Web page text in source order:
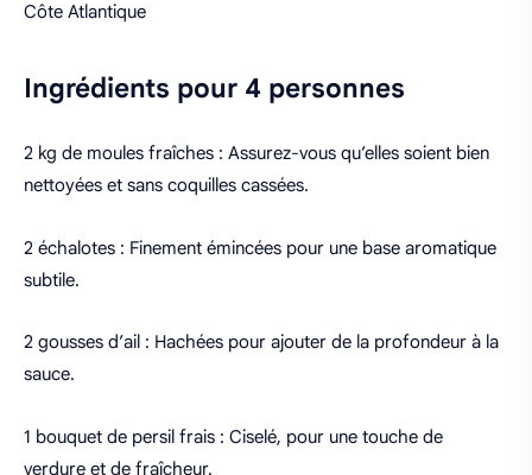
Côte Atlantique
Ingrédients pour 4 personnes
2 kg de moules fraîches : Assurez-vous qu’elles soient bien
nettoyées et sans coquilles cassées.
2 échalotes : Finement émincées pour une base aromatique
subtile.
2 gousses d’ail : Hachées pour ajouter de la profondeur à la
sauce.
1 bouquet de persil frais : Ciselé, pour une touche de
verdure et de fraîcheur.